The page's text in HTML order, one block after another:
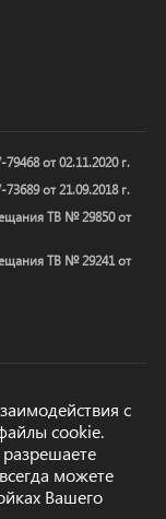
от 02.11.2020 г.
от 21.09.2018 г.
ТВ № 29850 от
ТВ № 29241 от
ОТПРАВИТЬ
с
cookie.
можете
Вашего